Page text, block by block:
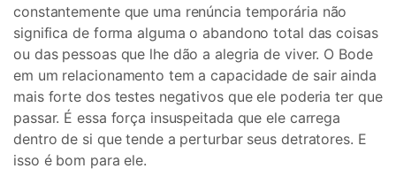
constantemente que uma renúncia temporária não
significa de forma alguma o abandono total das coisas
ou das pessoas que lhe dão a alegria de viver. O Bode
em um relacionamento tem a capacidade de sair ainda
mais forte dos testes negativos que ele poderia ter que
passar. É essa força insuspeitada que ele carrega
dentro de si que tende a perturbar seus detratores. E
isso é bom para ele.